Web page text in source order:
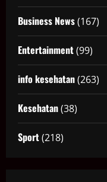
Business News(167)
Entertainment(99)
info kesehatan(263)
Kesehatan(38)
Sport(218)